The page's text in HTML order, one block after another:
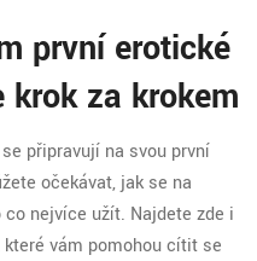
první erotické
krok za krokem
připravují na svou první
očekávat, jak se na
nejvíce užít. Najdete zde i
vám pomohou cítit se